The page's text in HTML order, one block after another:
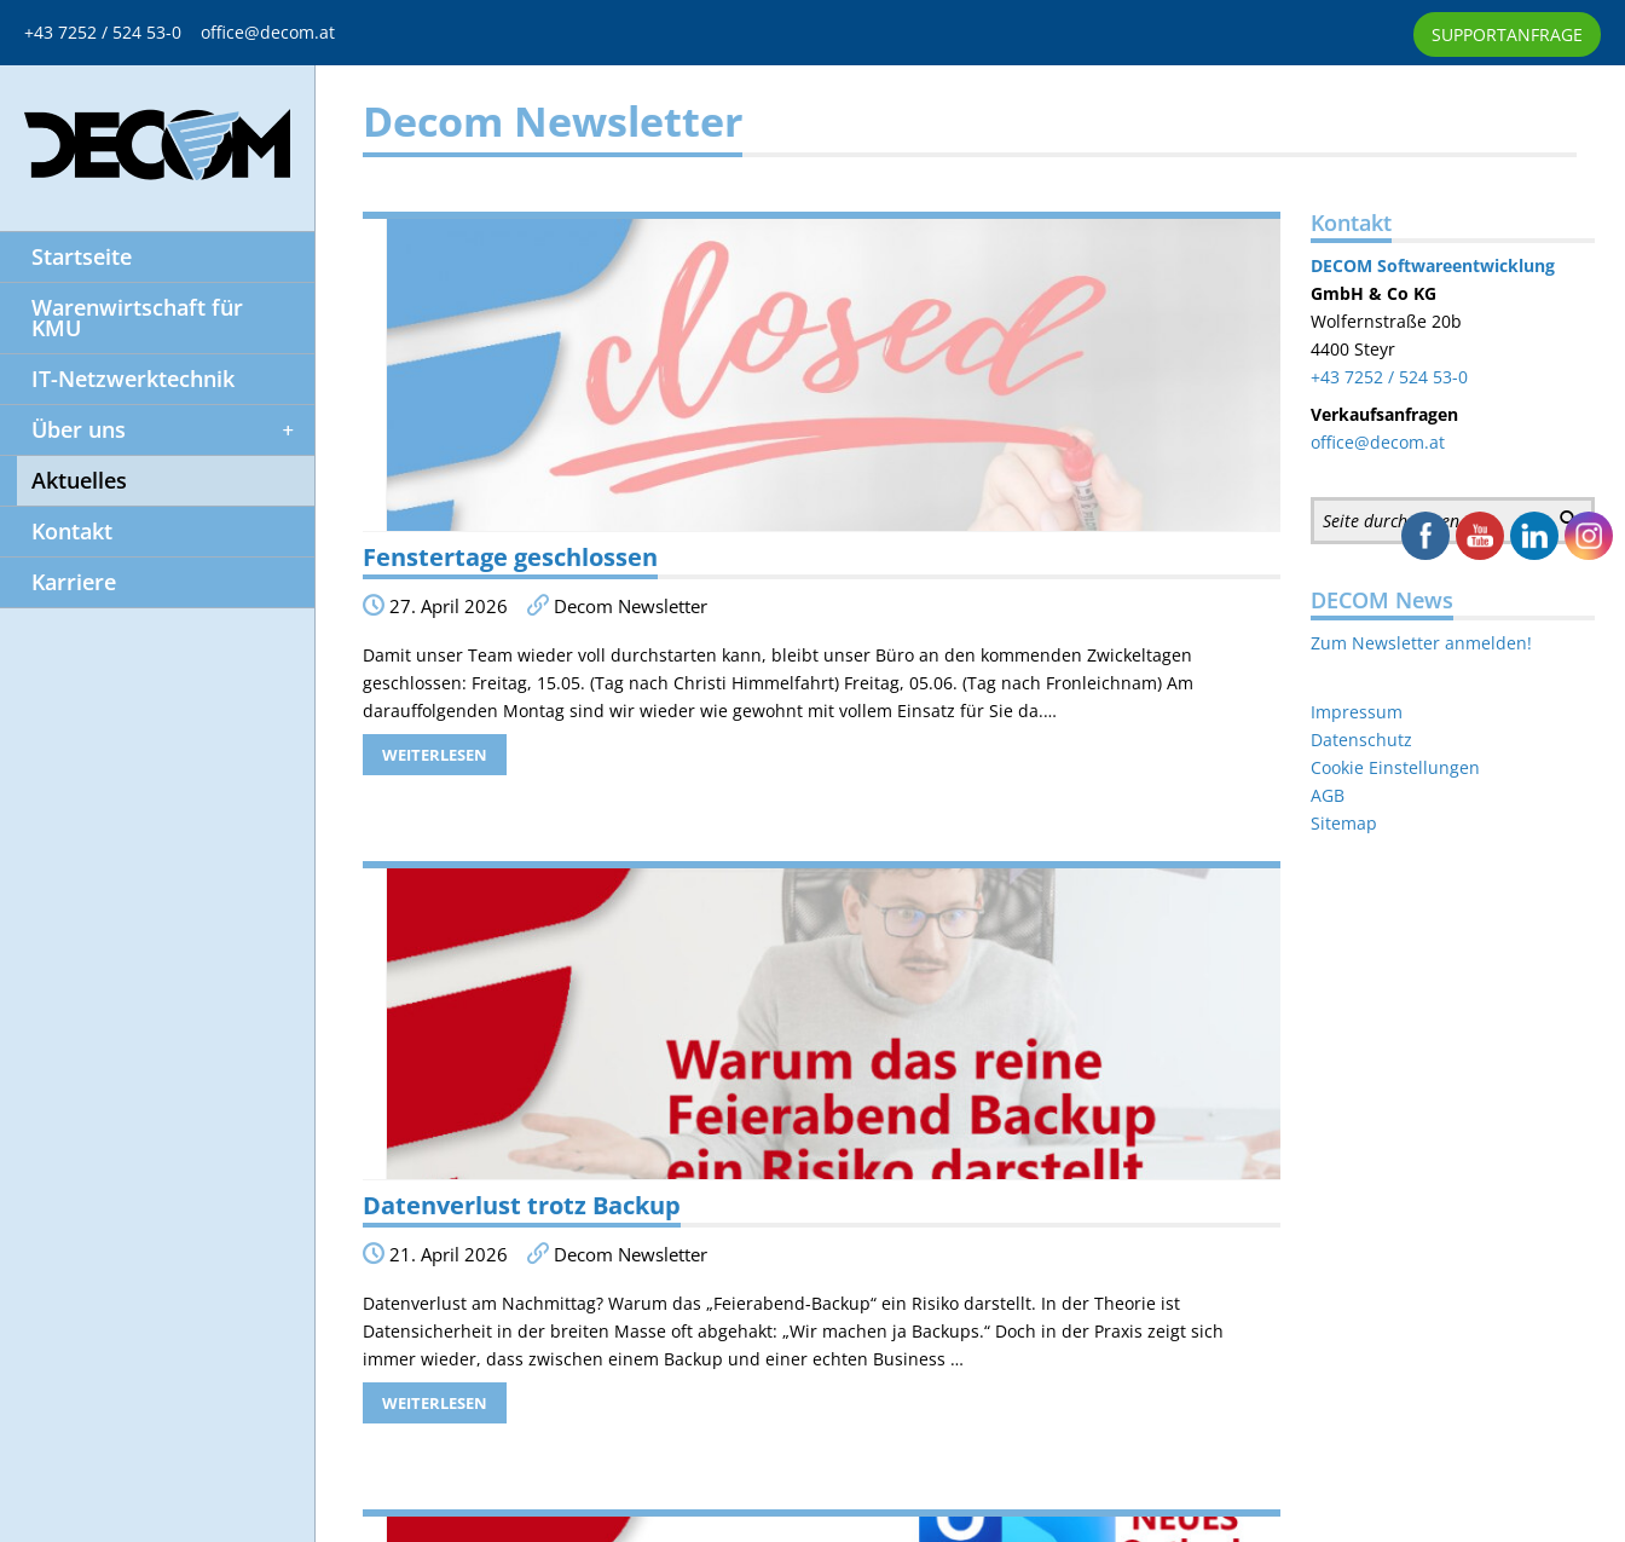
+43 7252 / 524 53-0 office@decom.at SUPPORTANFRAGE
Startseite
Warenwirtschaft für
KMU
IT-Netzwerktechnik
Über uns
Aktuelles
Kontakt
Karriere
Decom Newsletter
Fenstertage geschlossen
27. April 2026 Decom Newsletter
Damit unser Team wieder voll durchstarten kann, bleibt unser Büro an den kommenden Zwickeltagen
geschlossen: Freitag, 15.05. (Tag nach Christi Himmelfahrt) Freitag, 05.06. (Tag nach Fronleichnam) Am
darauffolgenden Montag sind wir wieder wie gewohnt mit vollem Einsatz für Sie da.…
WEITERLESEN
Datenverlust trotz Backup
21. April 2026 Decom Newsletter
Datenverlust am Nachmittag? Warum das „Feierabend-Backup“ ein Risiko darstellt. In der Theorie ist
Datensicherheit in der breiten Masse oft abgehakt: „Wir machen ja Backups.“ Doch in der Praxis zeigt sich
immer wieder, dass zwischen einem Backup und einer echten Business …
WEITERLESEN
Kontakt
DECOM Softwareentwicklung
GmbH & Co KG
Wolfernstraße 20b
4400 Steyr
+43 7252 / 524 53-0
Verkaufsanfragen
office@decom.at
DECOM News
Zum Newsletter anmelden!
Impressum
Datenschutz
Cookie Einstellungen
AGB
Sitemap